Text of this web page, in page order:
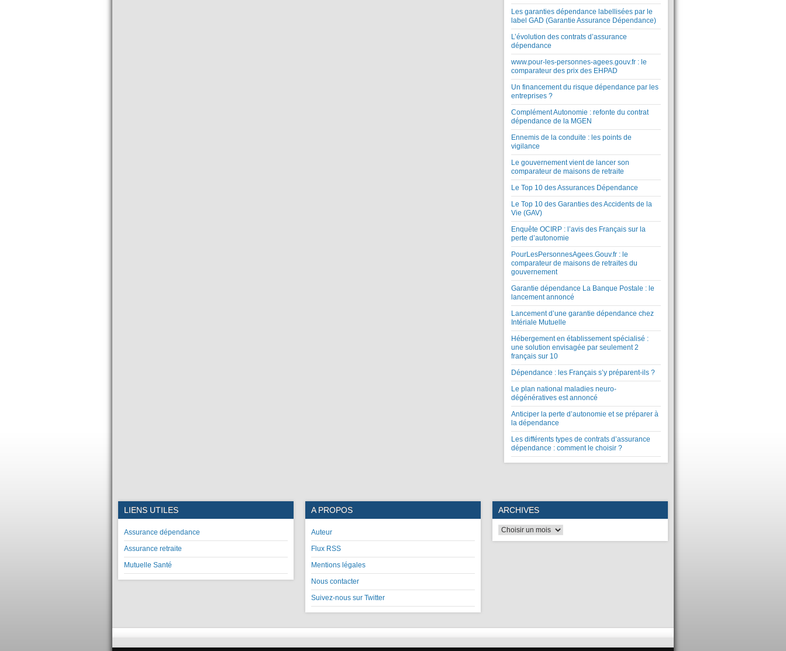
Les garanties dépendance labellisées par le
label GAD (Garantie Assurance Dépendance)
L’évolution des contrats d’assurance
dépendance
www.pour-les-personnes-agees.gouv.fr : le
comparateur des prix des EHPAD
Un financement du risque dépendance par les
entreprises ?
Complément Autonomie : refonte du contrat
dépendance de la MGEN
Ennemis de la conduite : les points de
vigilance
Le gouvernement vient de lancer son
comparateur de maisons de retraite
Le Top 10 des Assurances Dépendance
Le Top 10 des Garanties des Accidents de la
Vie (GAV)
Enquête OCIRP : l’avis des Français sur la
perte d’autonomie
PourLesPersonnesAgees.Gouv.fr : le
comparateur de maisons de retraites du
gouvernement
Garantie dépendance La Banque Postale : le
lancement annoncé
Lancement d’une garantie dépendance chez
Intériale Mutuelle
Hébergement en établissement spécialisé :
une solution envisagée par seulement 2
français sur 10
Dépendance : les Français s’y préparent-ils ?
Le plan national maladies neuro-
dégénératives est annoncé
Anticiper la perte d’autonomie et se préparer à
la dépendance
Les différents types de contrats d’assurance
dépendance : comment le choisir ?
LIENS UTILES
Assurance dépendance
Assurance retraite
Mutuelle Santé
A PROPOS
Auteur
Flux RSS
Mentions légales
Nous contacter
Suivez-nous sur Twitter
ARCHIVES